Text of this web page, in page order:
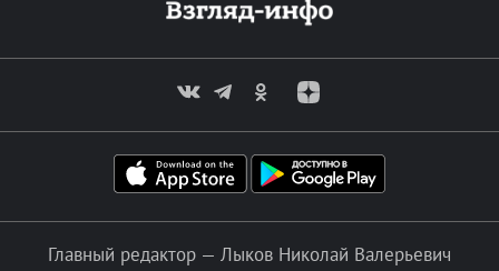
Главный редактор — Лыков Николай Валерьевич